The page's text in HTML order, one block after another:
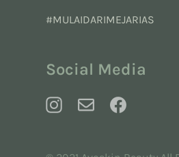
#MULAIDARIMEJARIAS
Social Media